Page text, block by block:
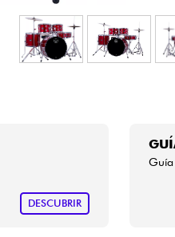
DESCUBRIR
Guía